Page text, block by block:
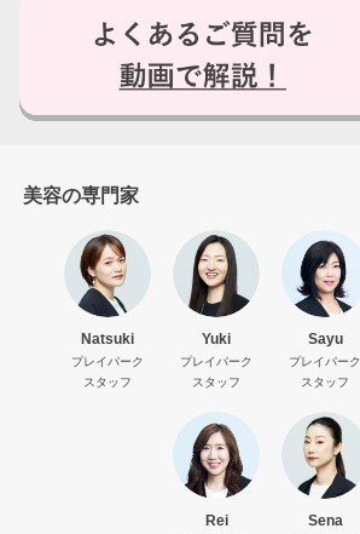
はい
美容の専門家
Natsuki
プレイパーク
スタッフ
Yuki
プレイパーク
スタッフ
Sayu
プレイパーク
スタッフ
Rei Sena